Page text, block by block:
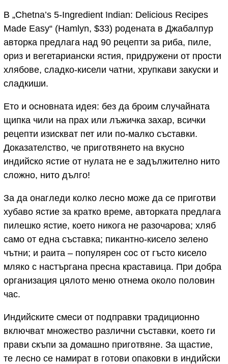
В „Chetna’s 5-Ingredient Indian: Delicious Recipes
Made Easy“ (Hamlyn, $33) родената в Джабалпур
авторка предлага над 90 рецепти за риба, пиле,
ориз и вегетариански ястия, придружени от прости
хлябове, сладко-кисели чатни, хрупкави закуски и
сладкиши.
Ето и основната идея: без да броим случайната
щипка чили на прах или лъжичка захар, всички
рецепти изискват пет или по-малко съставки.
Доказателство, че приготвянето на вкусно
индийско ястие от нулата не е задължително нито
сложно, нито дълго!
За да онагледи колко лесно може да се приготви
хубаво ястие за кратко време, авторката предлага
пилешко ястие, което никога не разочарова; хляб
само от една съставка; пикантно-кисело зелено
чътни; и раита – популярен сос от гъсто кисело
мляко с настъргана пресна краставица. При добра
организация цялото меню отнема около половин
час.
Индийските смеси от подправки традиционно
включват множество различни съставки, което ги
прави скъпи за домашно приготвяне. За щастие,
те лесно се намират в готови опаковки в индийски